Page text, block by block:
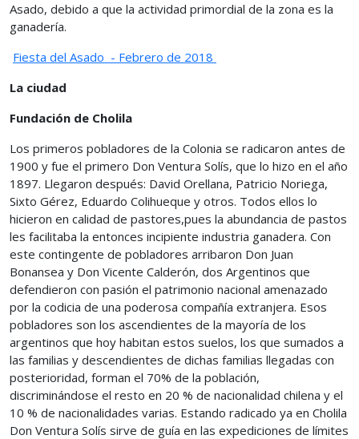
Asado, debido a que la actividad primordial de la zona es la
ganadería.
Fiesta del Asado - Febrero de 2018
La ciudad
Fundación de Cholila
Los primeros pobladores de la Colonia se radicaron antes de
1900 y fue el primero Don Ventura Solís, que lo hizo en el año
1897. Llegaron después: David Orellana, Patricio Noriega,
Sixto Gérez, Eduardo Colihueque y otros. Todos ellos lo
hicieron en calidad de pastores,pues la abundancia de pastos
les facilitaba la entonces incipiente industria ganadera. Con
este contingente de pobladores arribaron Don Juan
Bonansea y Don Vicente Calderón, dos Argentinos que
defendieron con pasión el patrimonio nacional amenazado
por la codicia de una poderosa compañía extranjera. Esos
pobladores son los ascendientes de la mayoría de los
argentinos que hoy habitan estos suelos, los que sumados a
las familias y descendientes de dichas familias llegadas con
posterioridad, forman el 70% de la población,
discriminándose el resto en 20 % de nacionalidad chilena y el
10 % de nacionalidades varias. Estando radicado ya en Cholila
Don Ventura Solís sirve de guía en las expediciones de límites